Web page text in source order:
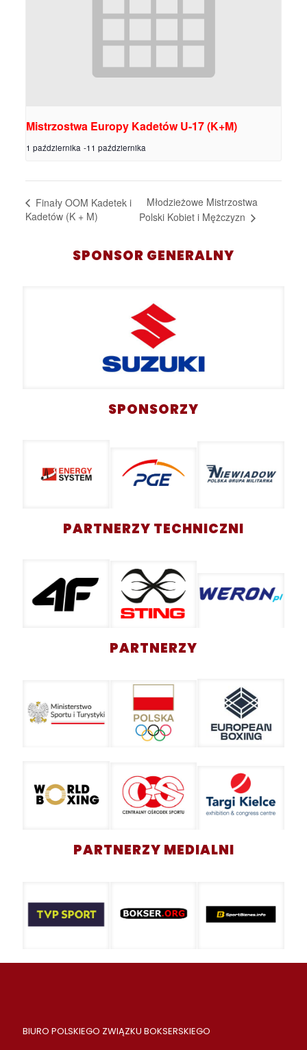
Mistrzostwa Europy Kadetów U-17 (K+M)
1 października -11 października
Finały OOM Kadetek i
Kadetów (K + M)
Młodzieżowe Mistrzostwa
Polski Kobiet i Mężczyzn
SPONSOR GENERALNY
SPONSORZY
PARTNERZY TECHNICZNI
PARTNERZY
PARTNERZY MEDIALNI
BIURO POLSKIEGO ZWIĄZKU BOKSERSKIEGO